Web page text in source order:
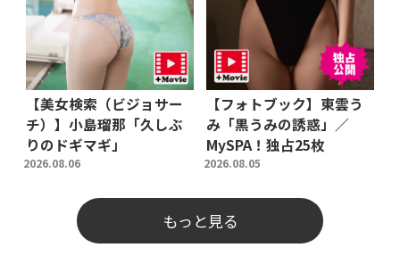
【美女検索（ビジョサー
チ）】小島瑠那「久しぶ
りのドギマギ」
2026.08.06
【フォトブック】東雲う
み「黒うみの誘惑」／
MySPA！独占25枚
2026.08.05
もっと見る